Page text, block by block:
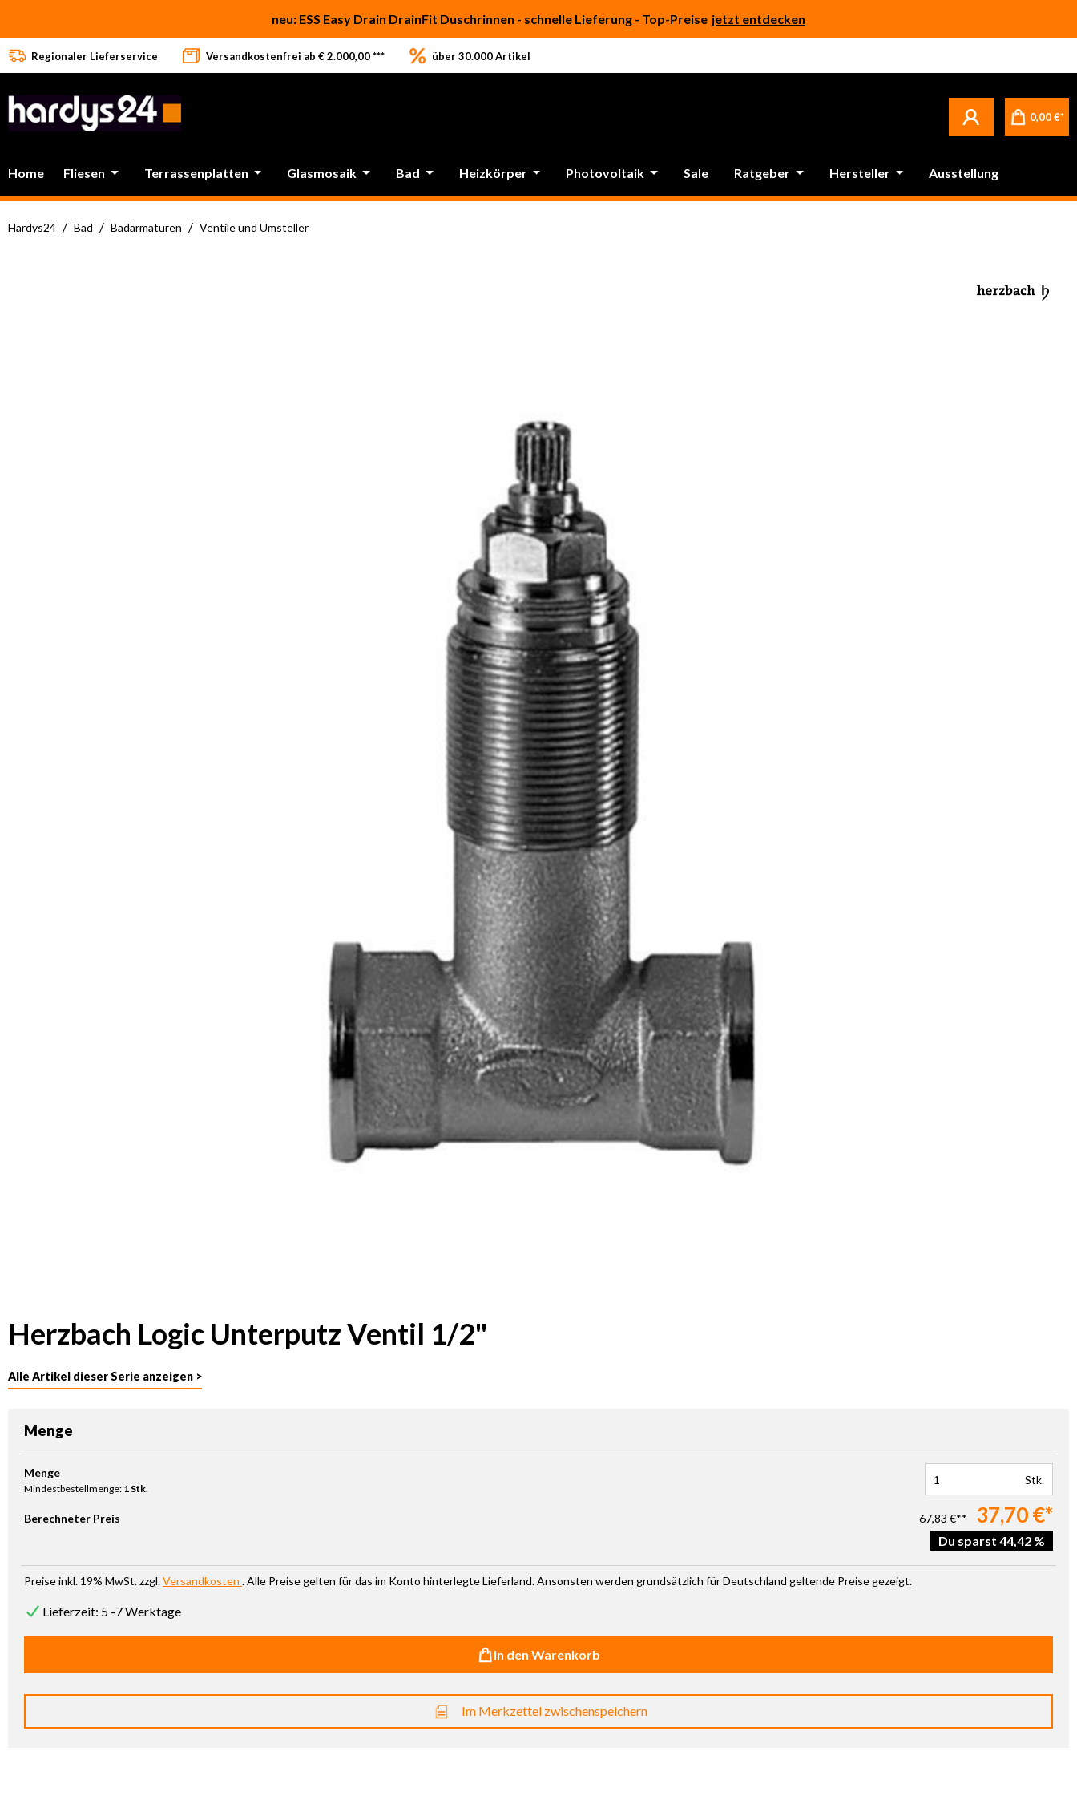
neu: ESS Easy Drain DrainFit Duschrinnen - schnelle Lieferung - Top-Preise jetzt entdecken
Regionaler Lieferservice Versandkostenfrei ab € 2.000,00 *** über 30.000 Artikel
0,00 €*
Home Fliesen Terrassenplatten Glasmosaik Bad Heizkörper Photovoltaik Sale Ratgeber Hersteller Ausstellung
Hardys24 / Bad / Badarmaturen / Ventile und Umsteller
Herzbach Logic Unterputz Ventil 1/2"
Alle Artikel dieser Serie anzeigen >
Menge
Produkt Anzahl: Gib den gewünschten Wert ein oder benutze die Schaltflächen um die Anzahl zu erhöhen oder zu reduzieren.
Menge
Mindestbestellmenge: 1 Stk.
Stk.
Berechneter Preis 67,83 €** 37,70 €*
Du sparst 44,42 %
Preise inkl. 19% MwSt. zzgl.Versandkosten . Alle Preise gelten für das im Konto hinterlegte Lieferland. Ansonsten werden grundsätzlich für Deutschland geltende Preise gezeigt.
Lieferzeit: 5 -7 Werktage
In den Warenkorb
Im Merkzettel zwischenspeichern